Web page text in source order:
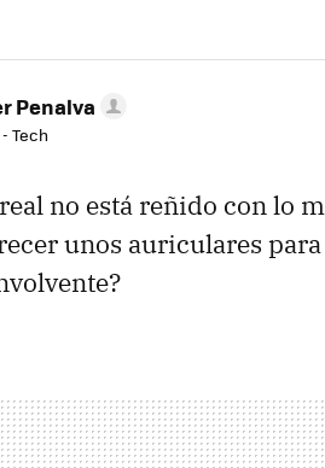
Penalva
Tech
no está reñido con lo
unos auriculares